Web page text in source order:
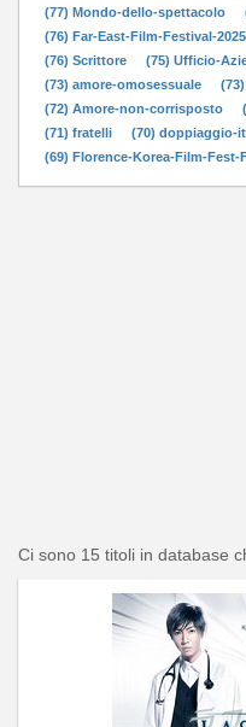
(77) Mondo-dello-spettacolo
(76) Far-East-Film-Festival-2025
(76) Scrittore
(75) Ufficio-
(73) amore-omosessuale
(72) Amore-non-corrisposto
(71) fratelli
(70) doppiaggio-
(69) Florence-Korea-Film-Fest-
Ci sono 15 titoli in database